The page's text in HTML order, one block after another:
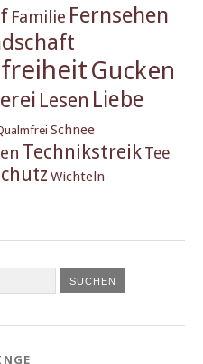
Familie Fernsehen
Gucken
Lesen Liebe
Schnee
Technikstreik Tee
Wichteln